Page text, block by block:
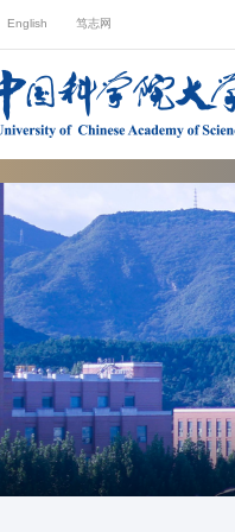
English 笃志网